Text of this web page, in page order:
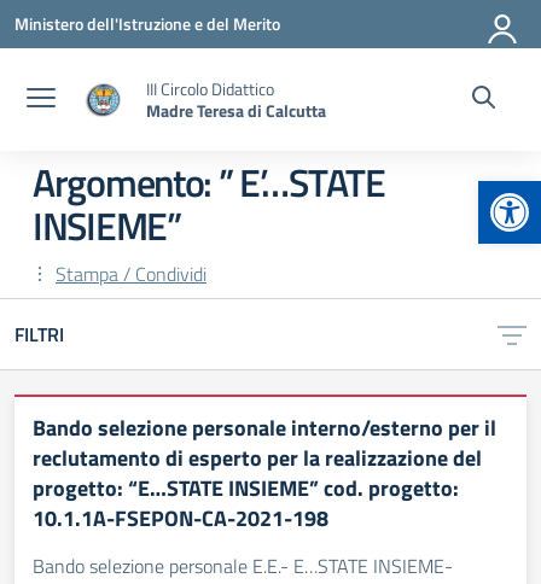
Vai ai contenuti
Vai al menu di navigazione
Vai al footer
Ministero dell'Istruzione e del Merito
III Circolo Didattico
Madre Teresa di Calcutta
Argomento: ” E’…STATE
INSIEME”
Stampa / Condividi
FILTRI
Bando selezione personale interno/esterno per il
reclutamento di esperto per la realizzazione del
progetto: “E…STATE INSIEME” cod. progetto:
10.1.1A-FSEPON-CA-2021-198
Bando selezione personale E.E.- E…STATE INSIEME-